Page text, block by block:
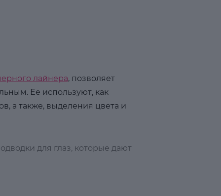
лайнера, позволяет
Ее используют, как
а также, выделения цвета и
для глаз, которые дают